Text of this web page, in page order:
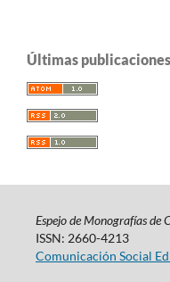
Últimas publicaciones
Espejo de Monografías de
ISSN: 2660-4213
Comunicación Social